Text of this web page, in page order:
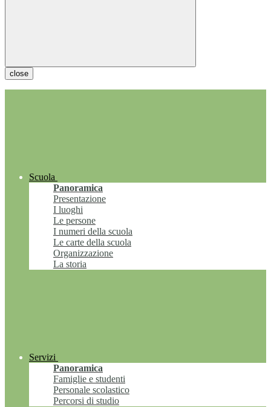
close
Scuola
Panoramica
Presentazione
I luoghi
Le persone
I numeri della scuola
Le carte della scuola
Organizzazione
La storia
Servizi
Panoramica
Famiglie e studenti
Personale scolastico
Percorsi di studio